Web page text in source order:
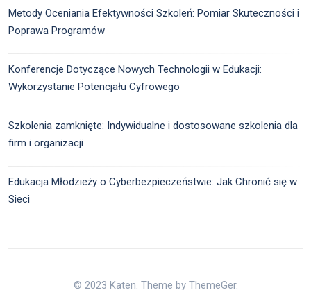
Metody Oceniania Efektywności Szkoleń: Pomiar Skuteczności i
Poprawa Programów
Konferencje Dotyczące Nowych Technologii w Edukacji:
Wykorzystanie Potencjału Cyfrowego
Szkolenia zamknięte: Indywidualne i dostosowane szkolenia dla
firm i organizacji
Edukacja Młodzieży o Cyberbezpieczeństwie: Jak Chronić się w
Sieci
© 2023 Katen. Theme by ThemeGer.